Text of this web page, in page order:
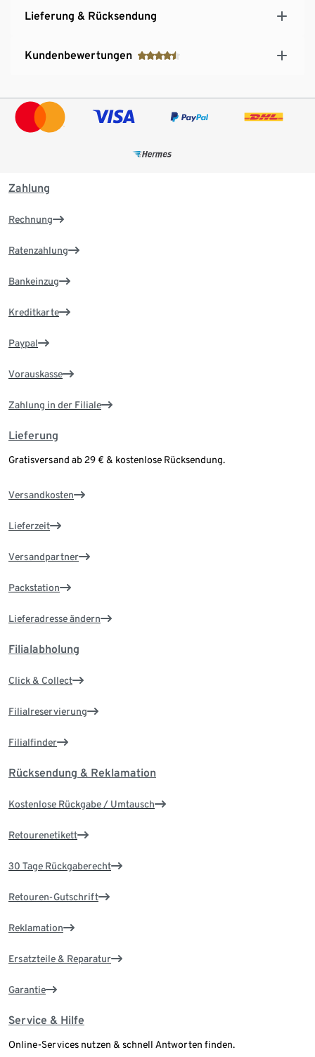
Lieferung & Rücksendung
Kundenbewertungen
Zahlung
Rechnung
Ratenzahlung
Bankeinzug
Kreditkarte
Paypal
Vorauskasse
Zahlung in der Filiale
Lieferung
Gratisversand ab 29 € & kostenlose Rücksendung.
Versandkosten
Lieferzeit
Versandpartner
Packstation
Lieferadresse ändern
Filialabholung
Click & Collect
Filialreservierung
Filialfinder
Rücksendung & Reklamation
Kostenlose Rückgabe / Umtausch
Retourenetikett
30 Tage Rückgaberecht
Retouren-Gutschrift
Reklamation
Ersatzteile & Reparatur
Garantie
Service & Hilfe
Online-Services nutzen & schnell Antworten finden.